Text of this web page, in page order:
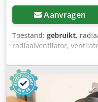
Aanvragen
Toestand: gebruikt,
radiaalventilator,
uitlaatgassen, afzuiging
afzuigventilator,
ventilatieventilator,
ebm,
2CF2062-OEA Dkodpfx